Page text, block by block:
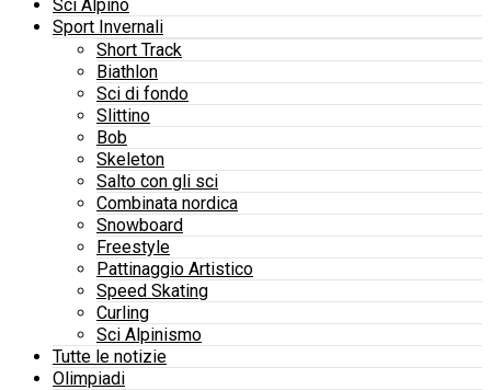
Sci Alpino
Sport Invernali
Short Track
Biathlon
Sci di fondo
Slittino
Bob
Skeleton
Salto con gli sci
Combinata nordica
Snowboard
Freestyle
Pattinaggio Artistico
Speed Skating
Curling
Sci Alpinismo
Tutte le notizie
Olimpiadi